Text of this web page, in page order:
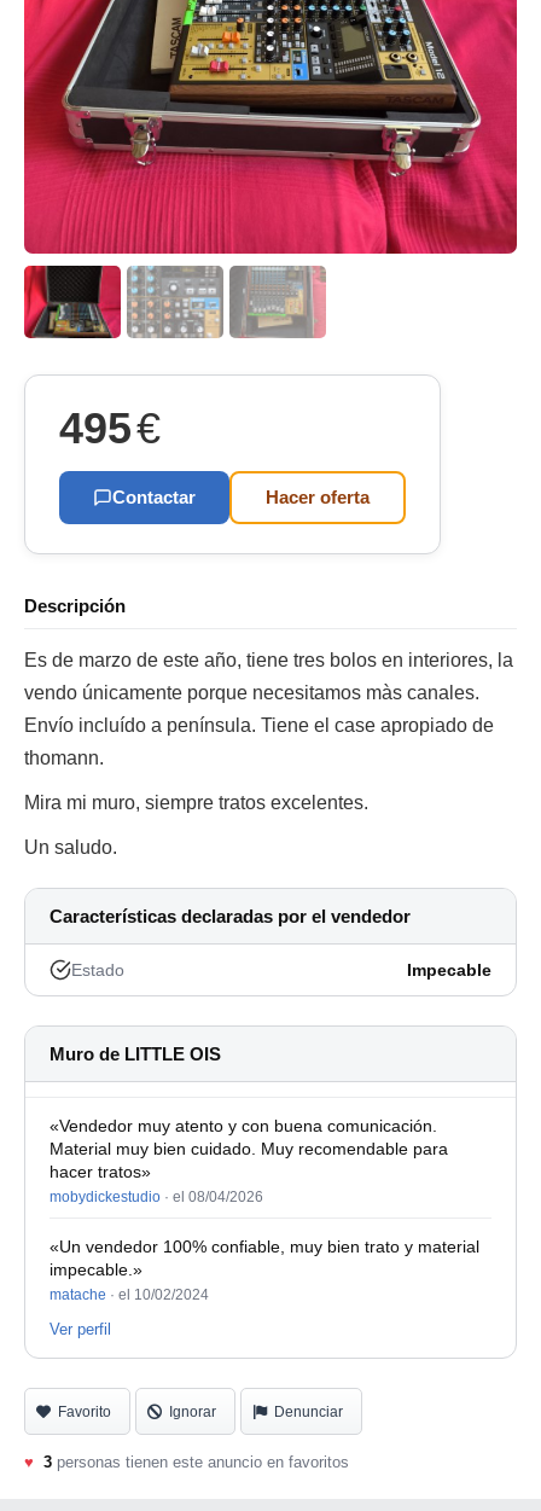
495€
Contactar Hacer oferta
Descripción
Es de marzo de este año, tiene tres bolos en interiores, la
vendo únicamente porque necesitamos màs canales.
Envío incluído a península. Tiene el case apropiado de
thomann.
Mira mi muro, siempre tratos excelentes.
Un saludo.
Características declaradas por el vendedor
Estado Impecable
Muro de LITTLE OIS
«Vendedor muy atento y con buena comunicación.
Material muy bien cuidado. Muy recomendable para
hacer tratos»
mobydickestudio · el 08/04/2026
«Un vendedor 100% confiable, muy bien trato y material
impecable.»
matache · el 10/02/2024
Ver perfil
Favorito Ignorar Denunciar
♥ 3 personas tienen este anuncio en favoritos